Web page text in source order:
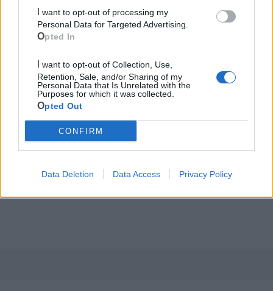
Personal Data for Targeted Advertising.
Opted In
Retention, Sale, and/or Sharing of my
Personal Data that Is Unrelated with the
Purposes for which it was collected.
Opted Out
CONFIRM
Data Deletion Data Access Privacy Policy
città direttamente sul tuo smartphone. Scarica Telegram
clicca qui